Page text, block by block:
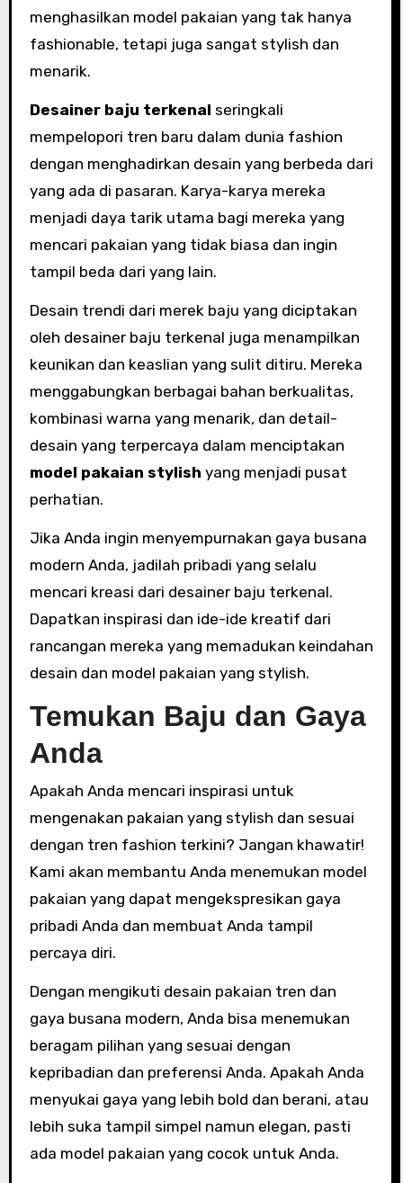
menghasilkan model pakaian yang tak hanya
fashionable, tetapi juga sangat stylish dan
menarik.
Desainer baju terkenal seringkali
mempelopori tren baru dalam dunia fashion
dengan menghadirkan desain yang berbeda dari
yang ada di pasaran. Karya-karya mereka
menjadi daya tarik utama bagi mereka yang
mencari pakaian yang tidak biasa dan ingin
tampil beda dari yang lain.
Desain trendi dari merek baju yang diciptakan
oleh desainer baju terkenal juga menampilkan
keunikan dan keaslian yang sulit ditiru. Mereka
menggabungkan berbagai bahan berkualitas,
kombinasi warna yang menarik, dan detail-
desain yang terpercaya dalam menciptakan
model pakaian stylish yang menjadi pusat
perhatian.
Jika Anda ingin menyempurnakan gaya busana
modern Anda, jadilah pribadi yang selalu
mencari kreasi dari desainer baju terkenal.
Dapatkan inspirasi dan ide-ide kreatif dari
rancangan mereka yang memadukan keindahan
desain dan model pakaian yang stylish.
Temukan Baju dan Gaya
Anda
Apakah Anda mencari inspirasi untuk
mengenakan pakaian yang stylish dan sesuai
dengan tren fashion terkini? Jangan khawatir!
Kami akan membantu Anda menemukan model
pakaian yang dapat mengekspresikan gaya
pribadi Anda dan membuat Anda tampil
percaya diri.
Dengan mengikuti desain pakaian tren dan
gaya busana modern, Anda bisa menemukan
beragam pilihan yang sesuai dengan
kepribadian dan preferensi Anda. Apakah Anda
menyukai gaya yang lebih bold dan berani, atau
lebih suka tampil simpel namun elegan, pasti
ada model pakaian yang cocok untuk Anda.